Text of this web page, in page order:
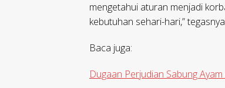
mengetahui aturan menjadi
kebutuhan sehari-hari,”
Baca juga:
Dugaan Perjudian Sabung